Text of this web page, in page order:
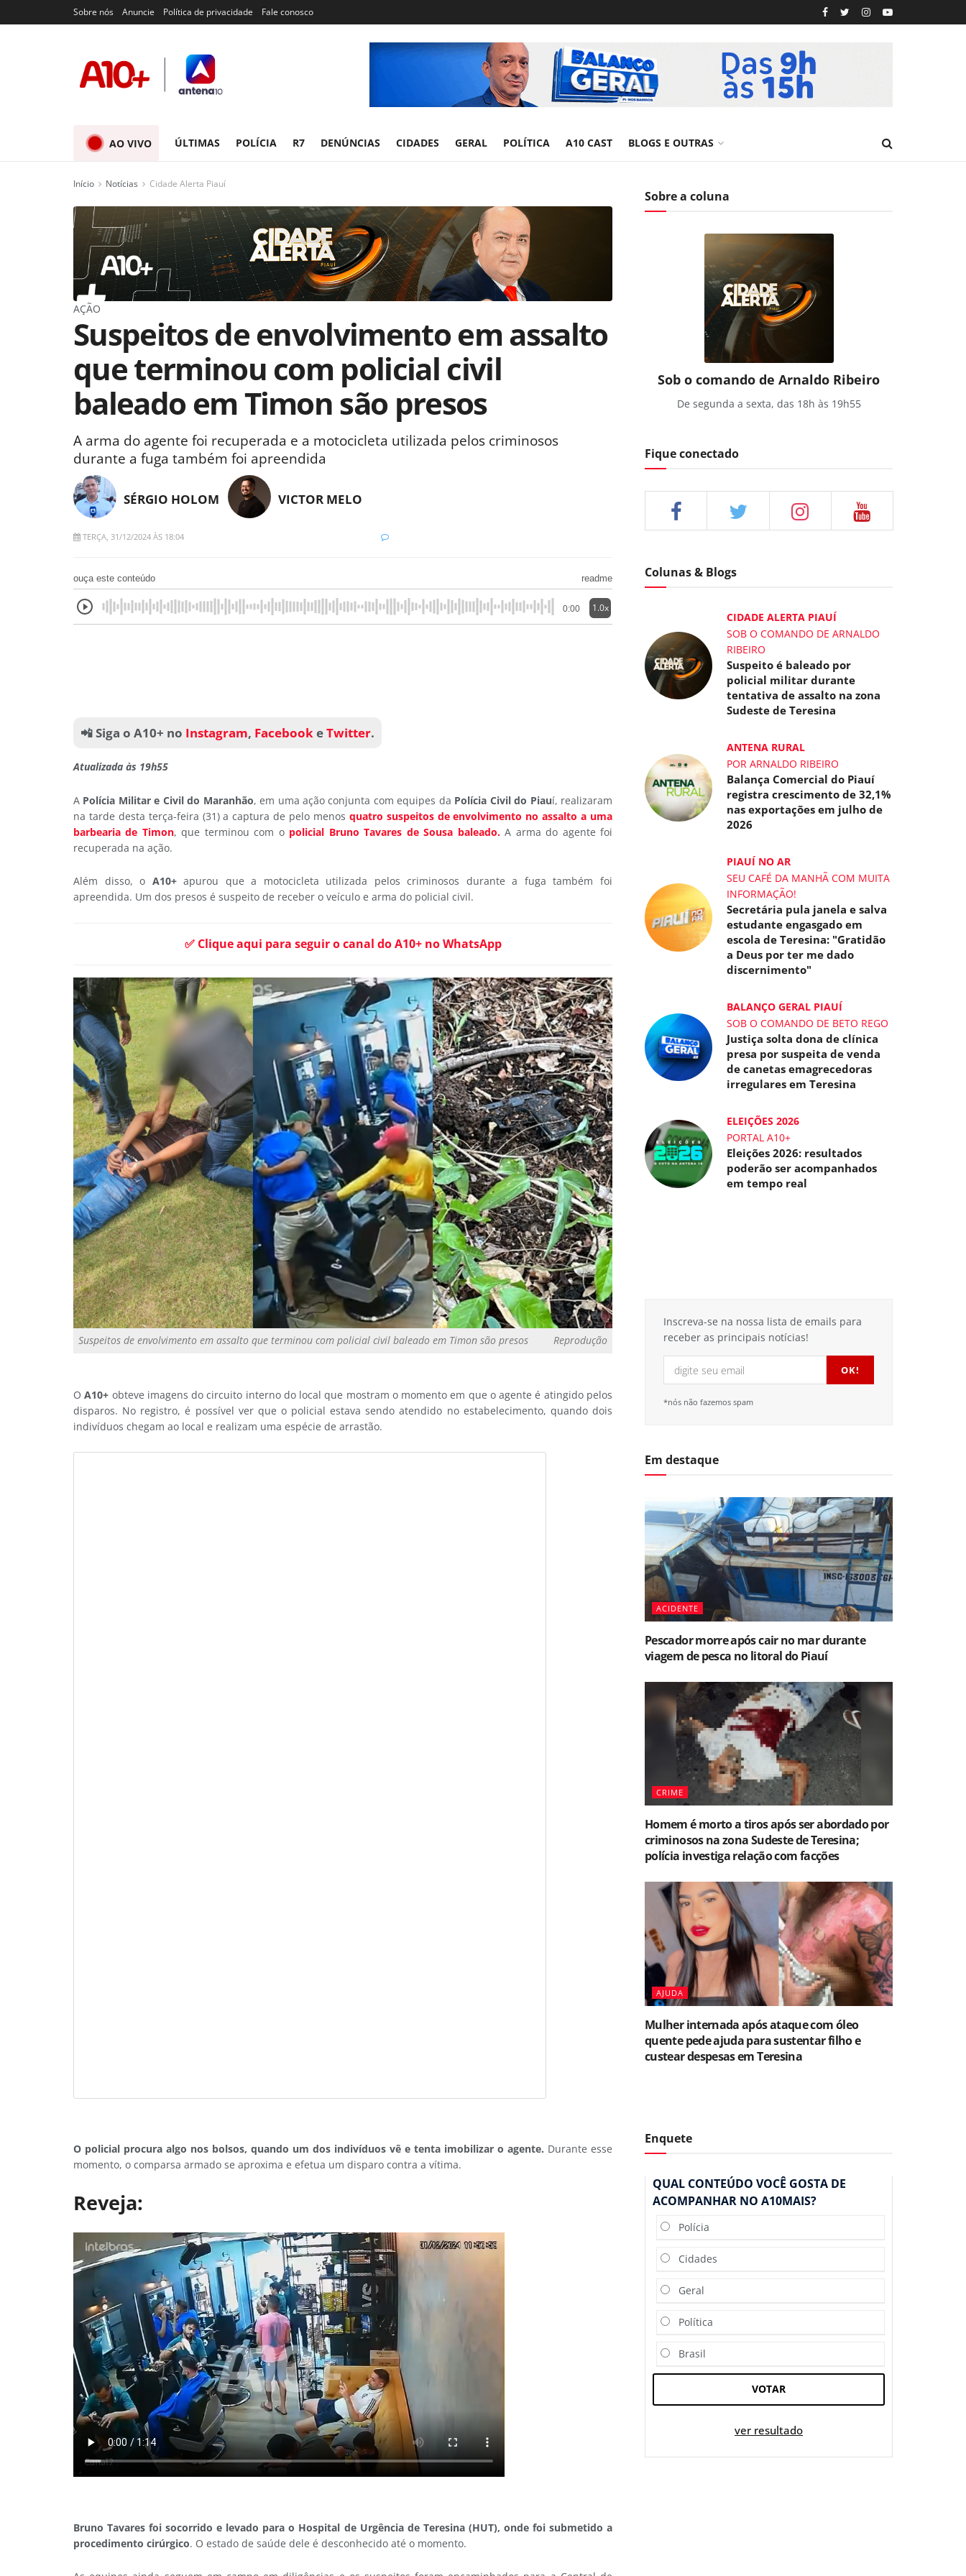
Sobre nós Anuncie Política de privacidade Fale conosco
AO VIVO ÚLTIMAS POLÍCIA R7 DENÚNCIAS CIDADES GERAL POLÍTICA A10 CAST BLOGS E OUTRAS
Início Notícias Cidade Alerta Piauí
AÇÃO
Suspeitos de envolvimento em assalto
que terminou com policial civil
baleado em Timon são presos
A arma do agente foi recuperada e a motocicleta utilizada pelos criminosos
durante a fuga também foi apreendida
SÉRGIO HOLOM VICTOR MELO
TERÇA, 31/12/2024 ÀS 18:04
ouça este conteúdo readme
0:00 1.0x
📲 Siga o A10+ no Instagram, FacebookeTwitter.
Atualizada às 19h55
A Polícia Militar e Civil do Maranhão, em uma ação conjunta com equipes da Polícia Civil do Piauí, realizaram
na tarde desta terça-feira (31) a captura de pelo menos quatro suspeitos de envolvimento no assalto a uma
barbearia de Timon, que terminou com o policial Bruno Tavares de Sousa baleado.A arma do agente foi
recuperada na ação.
Além disso, o A10+apurou que a motocicleta utilizada pelos criminosos durante a fuga também foi
apreendida. Um dos presos é suspeito de receber o veículo e arma do policial civil.
✅ Clique aqui para seguir o canal do A10+ no WhatsApp
Suspeitos de envolvimento em assalto que terminou com policial civil baleado em Timon são presos Reprodução
OA10+ obteve imagens do circuito interno do local que mostram o momento em que o agente é atingido pelos
disparos. No registro, é possível ver que o policial estava sendo atendido no estabelecimento, quando dois
indivíduos chegam ao local e realizam uma espécie de arrastão.
O policial procura algo nos bolsos, quando um dos indivíduos vê e tenta imobilizar o agente. Durante esse
momento, o comparsa armado se aproxima e efetua um disparo contra a vítima.
Reveja:
Bruno Tavares foi socorrido e levado para o Hospital de Urgência de Teresina (HUT), onde foi submetido a
procedimento cirúrgico. O estado de saúde dele é desconhecido até o momento.
Sobre a coluna
Sob o comando de Arnaldo Ribeiro
De segunda a sexta, das 18h às 19h55
Fique conectado
Colunas & Blogs
CIDADE ALERTA PIAUÍ
SOB O COMANDO DE ARNALDO
RIBEIRO
Suspeito é baleado por
policial militar durante
tentativa de assalto na zona
Sudeste de Teresina
ANTENA RURAL
POR ARNALDO RIBEIRO
Balança Comercial do Piauí
registra crescimento de 32,1%
nas exportações em julho de
2026
PIAUÍ NO AR
SEU CAFÉ DA MANHÃ COM MUITA
INFORMAÇÃO!
Secretária pula janela e salva
estudante engasgado em
escola de Teresina: "Gratidão
a Deus por ter me dado
discernimento"
BALANÇO GERAL PIAUÍ
SOB O COMANDO DE BETO REGO
Justiça solta dona de clínica
presa por suspeita de venda
de canetas emagrecedoras
irregulares em Teresina
ELEIÇÕES 2026
PORTAL A10+
Eleições 2026: resultados
poderão ser acompanhados
em tempo real
Inscreva-se na nossa lista de emails para
receber as principais notícias!
*nós não fazemos spam
Em destaque
ACIDENTE
Pescador morre após cair no mar durante
viagem de pesca no litoral do Piauí
CRIME
Homem é morto a tiros após ser abordado por
criminosos na zona Sudeste de Teresina;
polícia investiga relação com facções
AJUDA
Mulher internada após ataque com óleo
quente pede ajuda para sustentar filho e
custear despesas em Teresina
Enquete
QUAL CONTEÚDO VOCÊ GOSTA DE
ACOMPANHAR NO A10MAIS?
Polícia
Cidades
Geral
Política
Brasil
VOTAR
ver resultado